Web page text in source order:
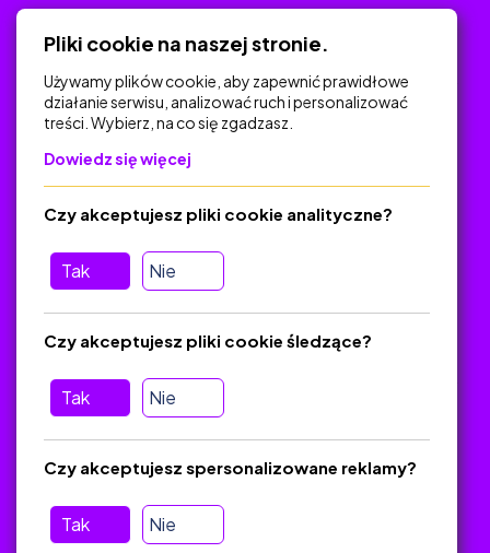
Na skróty
Polityka Prywatności
Regulamin
O platformie
Baza materiałów dydaktycznych
Jak zostać autorem
FAQ
Pomoc
wiadomość nie trafiła do folderu SPAM)
Pliki cookie na naszej stronie.
Używamy plików cookie, aby zapewnić prawidłowe
działanie serwisu, analizować ruch i personalizować
treści. Wybierz, na co się zgadzasz.
Dowiedz się więcej
Tak Nie
Czy akceptujesz pliki cookie analityczne?
Tak Nie
Czy akceptujesz pliki cookie śledzące?
Tak Nie
Czy akceptujesz spersonalizowane reklamy?